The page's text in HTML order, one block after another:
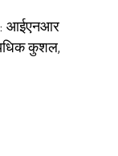
आईएनआर
कुशल,